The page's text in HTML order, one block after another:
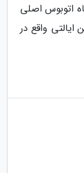
اتوبوس اصلی
واقع در